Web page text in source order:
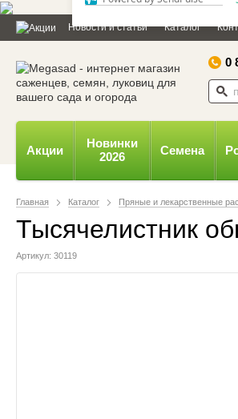
відправляти
робочий стіл.
Powered by SendPulse
Новости и статьи Каталог
0
Акции
Новинки
2026
Семена
Главная Каталог Пряные и лекарственные
Тысячелистник
Артикул: 30119